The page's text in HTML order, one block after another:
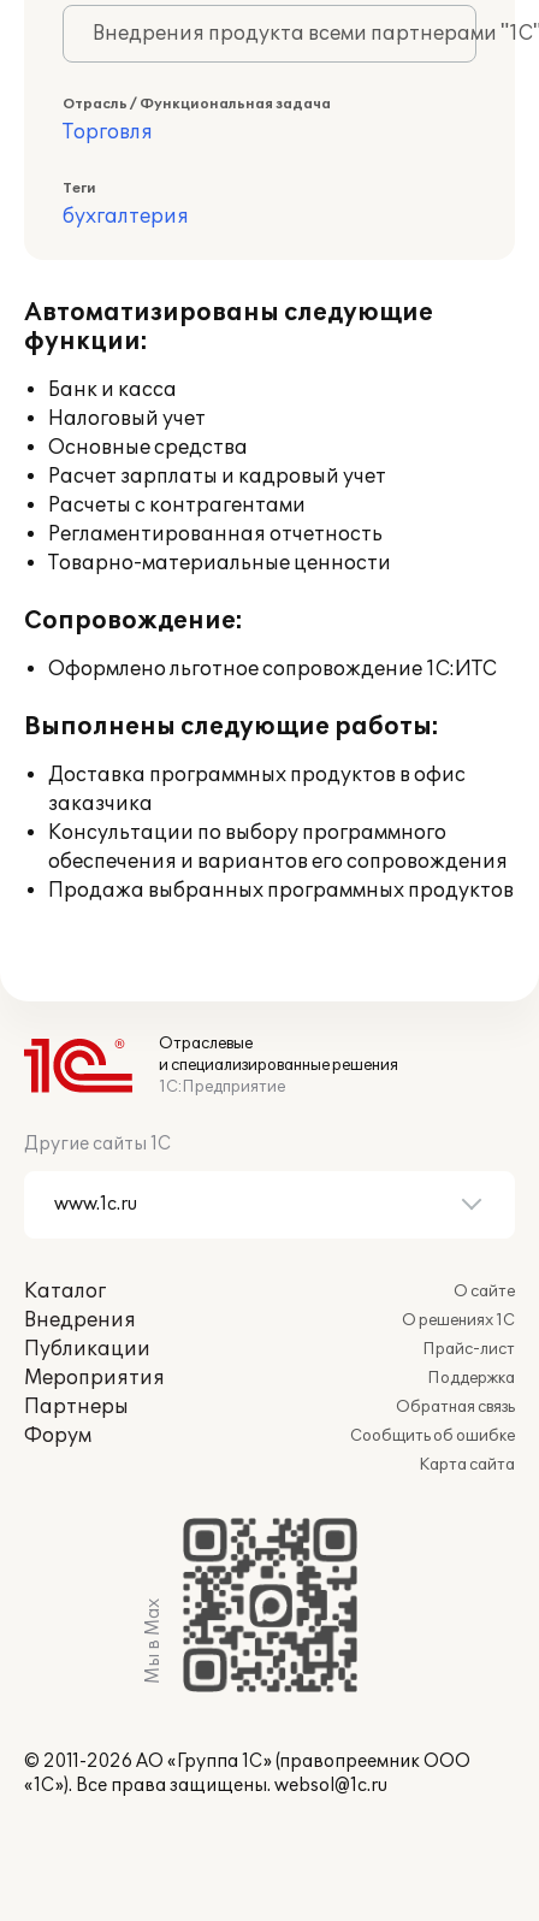
Внедрения продукта всеми партнерами
Отрасль / Функциональная задача
Торговля
Теги
бухгалтерия
Автоматизированы следующие
функции:
Банк и касса
Налоговый учет
Основные средства
Расчет зарплаты и кадровый учет
Расчеты с контрагентами
Регламентированная отчетность
Товарно-материальные ценности
Сопровождение:
Оформлено льготное сопровождение 1С:ИТС
Выполнены следующие работы:
Доставка программных продуктов в офис
заказчика
Консультации по выбору программного
обеспечения и вариантов его сопровождения
Продажа выбранных программных продуктов
Отраслевые
и специализированные решения
1С:Предприятие
Другие сайты 1С
Каталог
Внедрения
Публикации
Мероприятия
Партнеры
Форум
О сайте
О решениях 1С
Прайс-лист
Поддержка
Обратная связь
Сообщить об ошибке
Карта сайта
Мы в Max
© 2011-2026 АО «Группа 1С» (правопреемник ООО
«1С»). Все права защищены. websol@1c.ru